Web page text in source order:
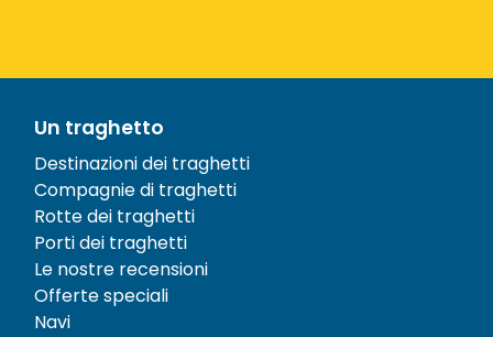
Un traghetto
Destinazioni dei traghetti
Compagnie di traghetti
Rotte dei traghetti
Porti dei traghetti
Le nostre recensioni
Offerte speciali
Navi